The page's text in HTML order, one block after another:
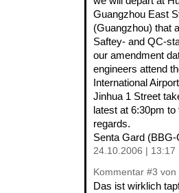
Guangzhou East
(Guangzhou) that
Saftey- and QC-
our amendment
engineers attend
International
Jinhua 1 Street
latest at 6:30pm
regards.
Senta Gard
24.10.2006 | 13:17
Kommentar #3 von
Das ist wirklich